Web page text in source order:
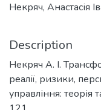
Некряч, Анастасія
Description
Некряч А. І.
реалії, ризики,
управління: